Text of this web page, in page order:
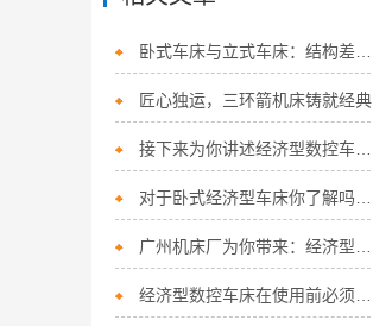
匠心独运，三环箭机床铸就经典